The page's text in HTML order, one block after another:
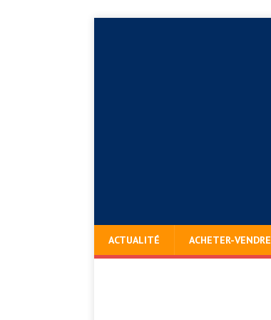
ACTUALITÉ ACHETER-VENDRE